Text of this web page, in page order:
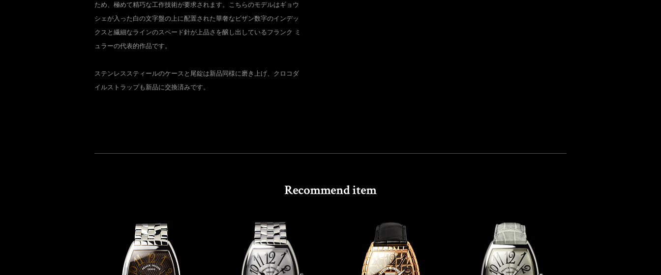
ため、極めて精巧な工作技術が要求されます。こちらのモデルはギョウ
シェが入った白の文字盤の上に配置された華奢なビザン数字のインデッ
クスと繊細なラインのスペード針が上品さを醸し出しているフランク ミ
ュラーの代表的作品です。
ステンレススティールのケースと尾錠は新品同様に磨き上げ、クロコダ
イルストラップも新品に交換済みです。